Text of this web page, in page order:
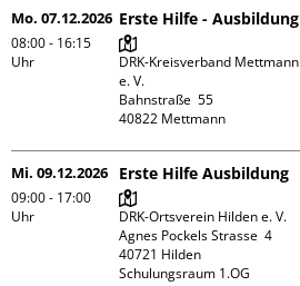
Mo. 07.12.2026
08:00 - 16:15
Uhr
Erste Hilfe - Ausbildung
DRK-Kreisverband Mettmann
e. V.
Bahnstraße  55
Mi. 09.12.2026
09:00 - 17:00
Uhr
Erste Hilfe Ausbildung
DRK-Ortsverein Hilden e. V.
Agnes Pockels Strasse  4
40721 Hilden
Schulungsraum 1.OG